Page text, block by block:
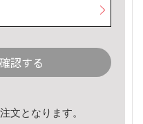
認する
文となります。